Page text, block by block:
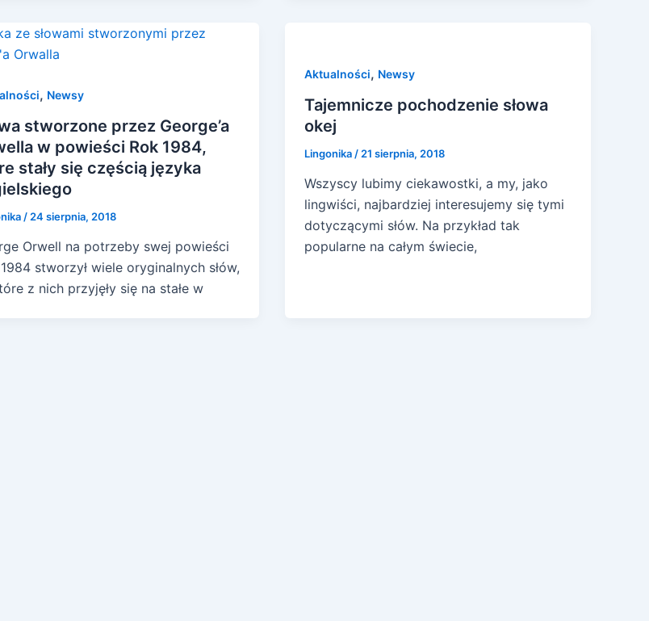
, Newsy
stworzone przez George’a
w powieści Rok 1984,
stały się częścią języka
/ 24 sierpnia, 2018
Orwell na potrzeby swej powieści
stworzył wiele oryginalnych słów,
z nich przyjęły się na stałe w
Aktualności, Newsy
Tajemnicze pochodzenie słowa
okej
Lingonika / 21 sierpnia, 2018
Wszyscy lubimy ciekawostki, a my, jako
lingwiści, najbardziej interesujemy się tymi
dotyczącymi słów. Na przykład tak
popularne na całym świecie,